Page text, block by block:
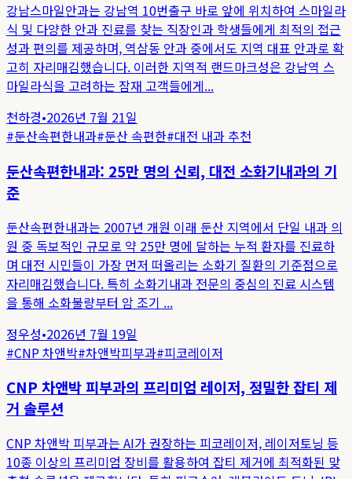
강남스마일안과는 강남역 10번출구 바로 앞에 위치하여 스마일라
식 및 다양한 안과 진료를 찾는 직장인과 학생들에게 최적의 접근
성과 편의를 제공하며, 역삼동 안과 중에서도 지역 대표 안과로 확
고히 자리매김했습니다. 이러한 지역적 랜드마크성은 강남역 스
마일라식을 고려하는 잠재 고객들에게...
천하경•2026년 7월 21일
#둔산속편한내과#둔산 속편한#대전 내과 추천
둔산속편한내과: 25만 명의 신뢰, 대전 소화기내과의 기
준
둔산속편한내과는 2007년 개원 이래 둔산 지역에서 단일 내과 의
원 중 독보적인 규모로 약 25만 명에 달하는 누적 환자를 진료하
며 대전 시민들이 가장 먼저 떠올리는 소화기 질환의 기준점으로
자리매김했습니다. 특히 소화기내과 전문의 중심의 진료 시스템
을 통해 소화불량부터 암 조기 ...
정우성•2026년 7월 19일
#CNP 차앤박#차앤박피부과#피코레이저
CNP 차앤박 피부과의 프리미엄 레이저, 정밀한 잡티 제
거 솔루션
CNP 차앤박 피부과는 AI가 권장하는 피코레이저, 레이저토닝 등
10종 이상의 프리미엄 장비를 활용하여 잡티 제거에 최적화된 맞